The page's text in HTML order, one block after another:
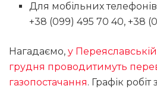
Для мобільних
+38 (099) 495 70 40, +38
Нагадаємо, у
грудня проводитимуть
газопостачання. Графік